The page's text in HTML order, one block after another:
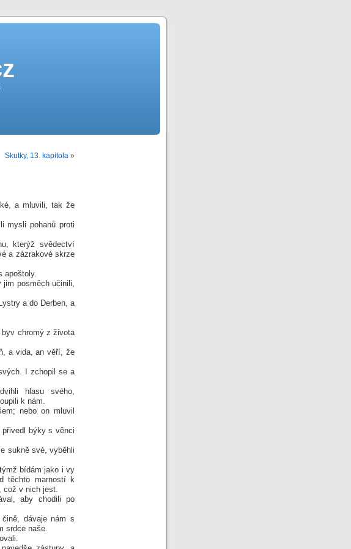
Skutky, 13. kapitola »
a mluvili, tak že
mysli pohanů proti
kterýž svědectví
a zázrakové skrze
apoštoly.
posměch učinili,
a do Derben, a
chromý z života
a vida, an věří, že
I zchopil se a
hlasu svého,
k nám.
nebo on mluvil
býky s věnci
sukně své, vyběhli
bídám jako i vy
těchto marností k
což v nich jest.
aby chodili po
dávaje nám s
srdce naše.